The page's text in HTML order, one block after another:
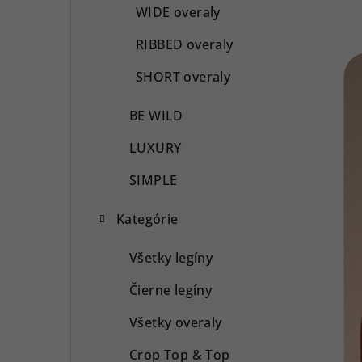
WIDE overaly
RIBBED overaly
SHORT overaly
BE WILD
LUXURY
SIMPLE
Kategórie
Všetky legíny
Čierne legíny
Všetky overaly
Crop Top & Top